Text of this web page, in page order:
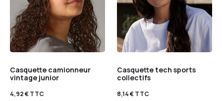
Casquette camionneur
vintage junior
4,92€TTC
Casquette tech sports
collectifs
8,14€TTC